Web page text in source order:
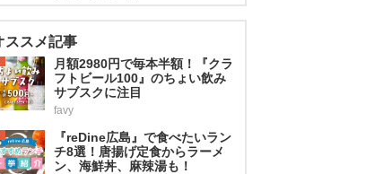
ススメ記事
月額2980円で毎本半額！『クラ
フトビール100』のちょい飲み
サブスクに注目
favy
『reDine広島』で食べたいラン
チ8選！唐揚げ定食からラーメ
ン、海鮮丼、麻辣湯も！